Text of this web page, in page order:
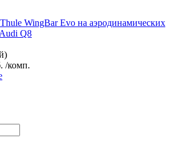
WingBar Evo на аэродинамических
Q8
/комп.